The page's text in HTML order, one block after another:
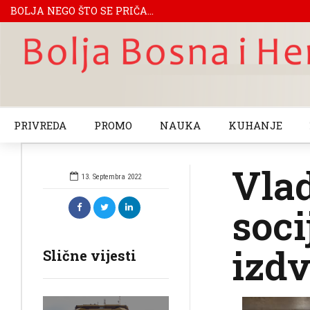
BOLJA NEGO ŠTO SE PRIČA...
PRIVREDA PROMO NAUKA KUHANJE
13. Septembra 2022
Slične vijesti